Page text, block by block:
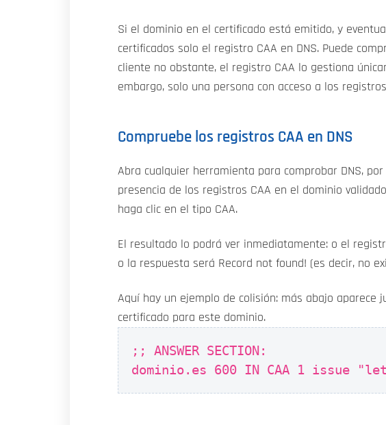
Si el dominio en el certificado está emitido, y
certificados solo el registro CAA en DNS. Puede
cliente no obstante, el registro CAA lo gestiona
embargo, solo una persona con acceso a los
Compruebe los registros CAA en DNS
Abra cualquier herramienta para comprobar DNS,
presencia de los registros CAA en el dominio
haga clic en el tipo CAA.
El resultado lo podrá ver inmediatamente: o el
o la respuesta será Record not found! (es decir, no
Aquí hay un ejemplo de colisión: más abajo aparece
certificado para este dominio.
;; ANSWER SECTION:
dominio.es 600 IN CAA 1 issue